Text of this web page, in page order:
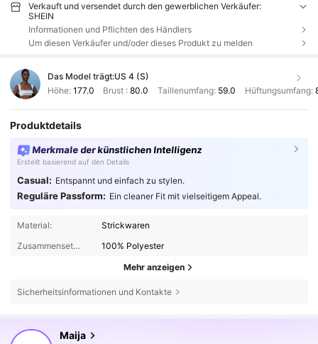
Verkauft und versendet durch den gewerblichen Verkäufer:
SHEIN
Informationen und Pflichten des Händlers
Um diesen Verkäufer und/oder dieses Produkt zu melden
Das Model trägt:US 4 (S)
Höhe: 177.0 Brust :80.0 Taillenumfang: 59.0 Hüftungsumfang:
Produktdetails
Merkmale der künstlichen Intelligenz
Erstellt basierend auf den Details
Casual: Entspannt und einfach zu stylen.
Reguläre Passform: Ein cleaner Fit mit vielseitigem Appeal.
Material:
Strickwaren
Zusammensetzung:
100% Polyester
Mehr anzeigen
Sicherheitsinformationen und Kontakte
Maija
m***0